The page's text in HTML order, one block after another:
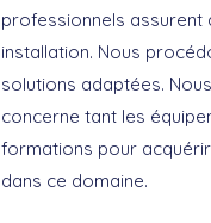
professionnels assurent
installation. Nous
solutions adaptées.
concerne tant les
formations pour
dans ce domaine.